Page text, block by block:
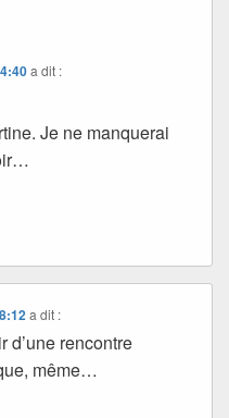
a dit :
Je ne manquerai
a dit :
d’une rencontre
même…